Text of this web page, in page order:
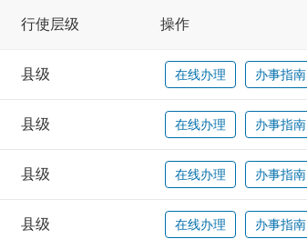
行使层级 操作
县级 在线办理 办事指南
县级 在线办理 办事指南
县级 在线办理 办事指南
县级 在线办理 办事指南